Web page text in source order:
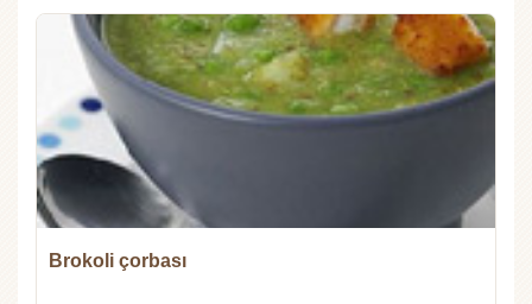
Brokoli çorbası